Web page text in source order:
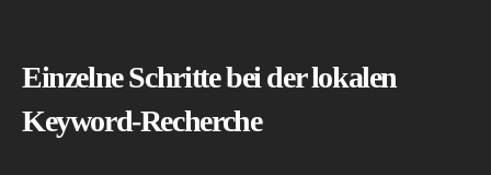
Einzelne Schritte bei der lokalen
Keyword-Recherche